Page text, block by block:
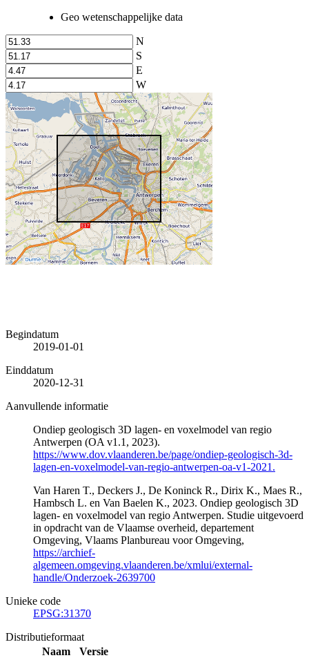
Geo wetenschappelijke data
N
S
E
W
Begindatum
2019-01-01
Einddatum
2020-12-31
Aanvullende informatie
Ondiep geologisch 3D lagen- en voxelmodel van regio
Antwerpen (OA v1.1, 2023).
https://www.dov.vlaanderen.be/page/ondiep-geologisch-3d-
lagen-en-voxelmodel-van-regio-antwerpen-oa-v1-2021.
Van Haren T., Deckers J., De Koninck R., Dirix K., Maes R.,
Hambsch L. en Van Baelen K., 2023. Ondiep geologisch 3D
lagen- en voxelmodel van regio Antwerpen. Studie uitgevoerd
in opdracht van de Vlaamse overheid, departement
Omgeving, Vlaams Planbureau voor Omgeving,
https://archief-
algemeen.omgeving.vlaanderen.be/xmlui/external-
handle/Onderzoek-2639700
Unieke code
EPSG:31370
Distributieformaat
Naam
Versie